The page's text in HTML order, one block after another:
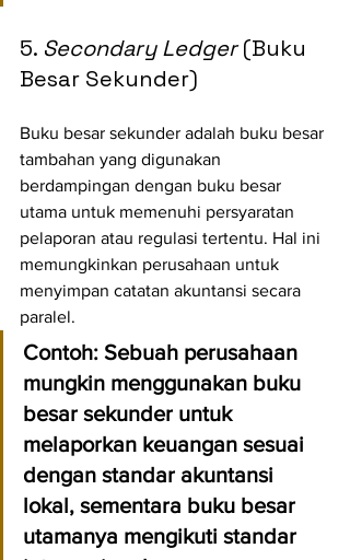
5. Secondary Ledger (Buku
Besar Sekunder)
Buku besar sekunder adalah buku besar
tambahan yang digunakan
berdampingan dengan buku besar
utama untuk memenuhi persyaratan
pelaporan atau regulasi tertentu. Hal ini
memungkinkan perusahaan untuk
menyimpan catatan akuntansi secara
paralel.
Contoh: Sebuah perusahaan
mungkin menggunakan buku
besar sekunder untuk
melaporkan keuangan sesuai
dengan standar akuntansi
lokal, sementara buku besar
utamanya mengikuti standar